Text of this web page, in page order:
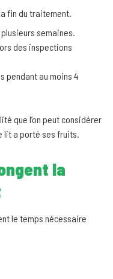
fin du traitement.
semaines.
des inspections
pendant au moins 4
que l’on peut considérer
lit a porté ses fruits.
la
le temps nécessaire